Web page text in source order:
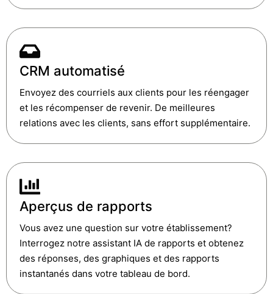
CRM automatisé
Envoyez des courriels aux clients pour les réengager
et les récompenser de revenir. De meilleures
relations avec les clients, sans effort supplémentaire.
Aperçus de rapports
Vous avez une question sur votre établissement?
Interrogez notre assistant IA de rapports et obtenez
des réponses, des graphiques et des rapports
instantanés dans votre tableau de bord.